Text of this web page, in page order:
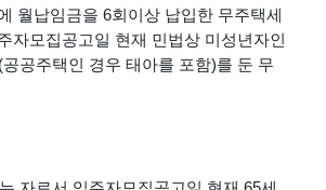
월납임금을 6회이상 납입한 무주택세
자모집공고일 현재 민법상 미성년자인
공주택인 경우 태아를 포함)를 둔 무